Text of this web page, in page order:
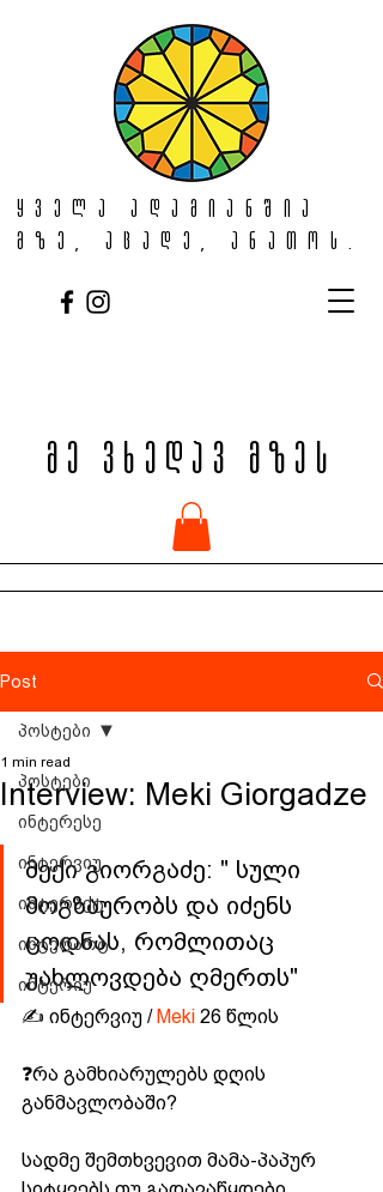
მე ვხედავ მზეს
ყველა ადამიანშია
მზე, აცადე, ანათოს.
Post
პოსტები
ინტერესე
ინტერვიუ
ინტერაქტ
ინტერარტ
ინტერიუ
პოსტები
Interview: Meki Giorgadze
1 min read
მექი გიორგაძე: " სული
მოგზაურობს და იძენს
ცოდნას, რომლითაც
უახლოვდება ღმერთს"
✍️ ინტერვიუ / Meki 26 წლის
❓რა გამხიარულებს დღის
განმავლობაში?
სადმე შემთხვევით მამა-პაპურ